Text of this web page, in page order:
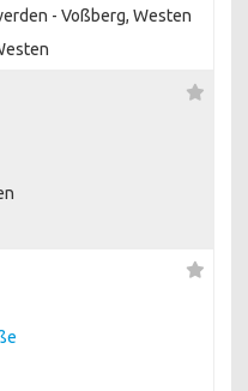
- Voßberg, Westen